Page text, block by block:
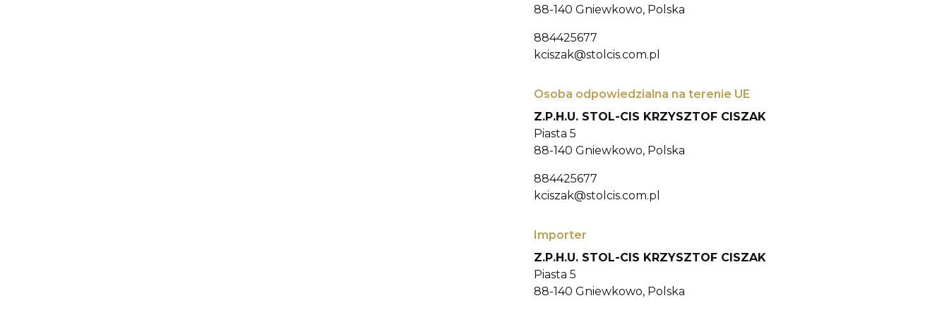
88-140 Gniewkowo, Polska
884425677
kciszak@stolcis.com.pl
Osoba odpowiedzialna na terenie UE
Z.P.H.U. STOL-CIS KRZYSZTOF CISZAK
Piasta 5
88-140 Gniewkowo, Polska
884425677
kciszak@stolcis.com.pl
Importer
Z.P.H.U. STOL-CIS KRZYSZTOF CISZAK
Piasta 5
88-140 Gniewkowo, Polska